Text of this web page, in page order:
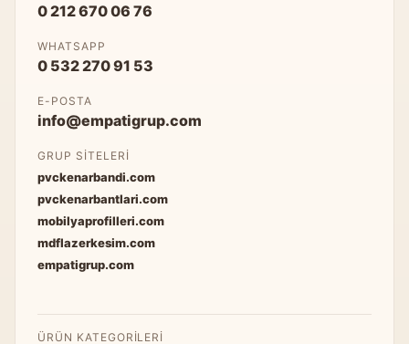
0 212 670 06 76
WHATSAPP
0 532 270 91 53
E-POSTA
info@empatigrup.com
GRUP SITELERI
pvckenarbandi.com
pvckenarbantlari.com
mobilyaprofilleri.com
mdflazerkesim.com
empatigrup.com
ÜRÜN KATEGORILERI